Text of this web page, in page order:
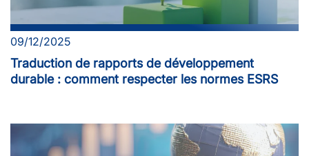
09/12/2025
Traduction de rapports de développement
durable : comment respecter les normes ESRS